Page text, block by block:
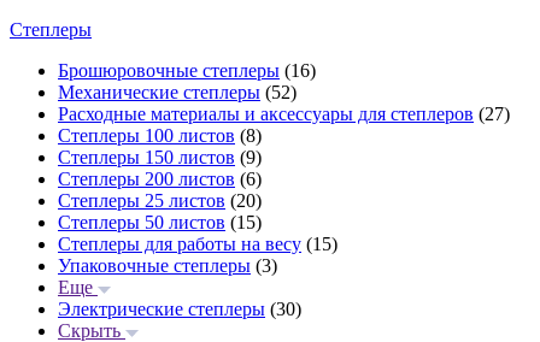
Степлеры
Брошюровочные степлеры (16)
Механические степлеры (52)
Расходные материалы и аксессуары для степлеров (27)
Степлеры 100 листов (8)
Степлеры 150 листов (9)
Степлеры 200 листов (6)
Степлеры 25 листов (20)
Степлеры 50 листов (15)
Степлеры для работы на весу (15)
Упаковочные степлеры (3)
Еще
Электрические степлеры (30)
Скрыть